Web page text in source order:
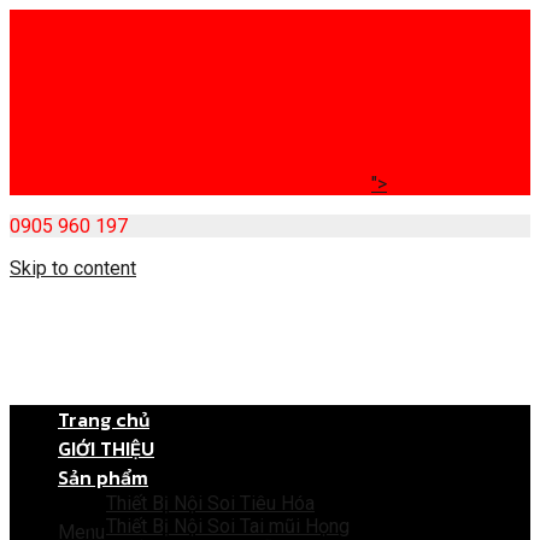
">
0905 960 197
Skip to content
Menu
Trang chủ
GIỚI THIỆU
Sản phẩm
Thiết Bị Nội Soi Tiêu Hóa
Thiết Bị Nội Soi Tai mũi Họng